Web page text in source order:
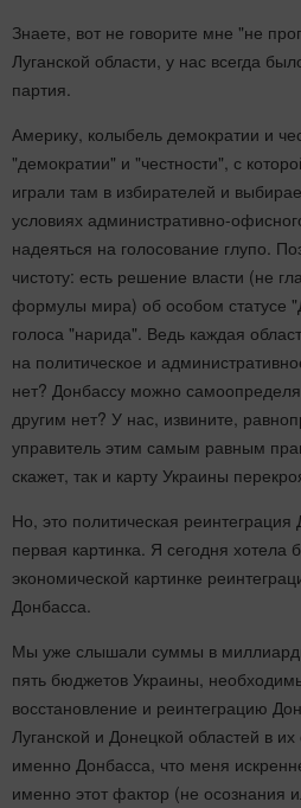
Знаете, вот не говорите мне "не
Луганской области, у нас всегда
партия.
Америку, колыбель демократии и
"демократии" и "честности", с
играли там в избирателей и
условиях административно-
надеяться на голосование глупо.
чистоту: есть решение власти (не
формулы мира) об особом статусе
голоса "нарида". Ведь каждая
на политическое и
нет? Донбассу можно
другим нет? У нас, извините,
управитель этим самым равным
скажет, так и карту Украины
Но, это политическая
первая картинка. Я сегодня хотела
экономической картинке
Донбасса.
Мы уже слышали суммы в
пять бюджетов Украины,
восстановление и реинтеграцию
Луганской и Донецкой областей в
именно Донбасса, что меня
именно этот фактор (не осознания